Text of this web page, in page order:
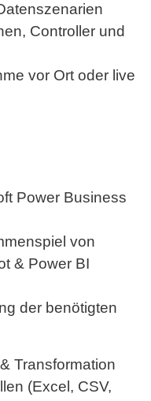
Controller und
vor Ort oder live
Power Business
von
& Power BI
der benötigten
Transformation
(Excel, CSV,